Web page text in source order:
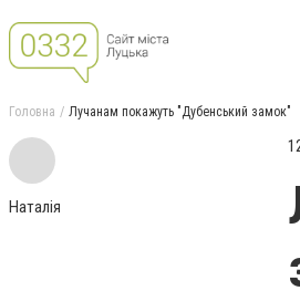
Головна Лучанам покажуть "Дубенський замок"
Наталія